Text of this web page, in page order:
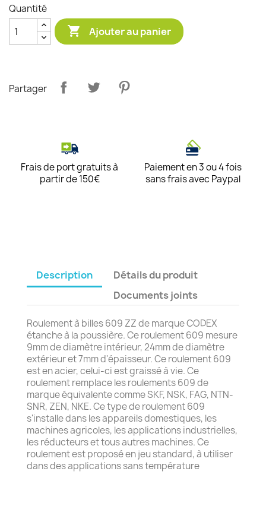
Quantité
 Ajouter au panier
Partager
Frais de port gratuits à
partir de 150€
Paiement en 3 ou 4 fois
sans frais avec Paypal
Description
Détails du produit
Documents joints
Roulement à billes 609 ZZ de marque CODEX
étanche à la poussière. Ce roulement 609 mesure
9mm de diamètre intérieur, 24mm de diamètre
extérieur et 7mm d'épaisseur. Ce roulement 609
est en acier, celui-ci est graissé à vie. Ce
roulement remplace les roulements 609 de
marque équivalente comme SKF, NSK, FAG, NTN-
SNR, ZEN, NKE. Ce type de roulement 609
s'installe dans les appareils domestiques, les
machines agricoles, les applications industrielles,
les réducteurs et tous autres machines. Ce
roulement est proposé en jeu standard, à utiliser
dans des applications sans température